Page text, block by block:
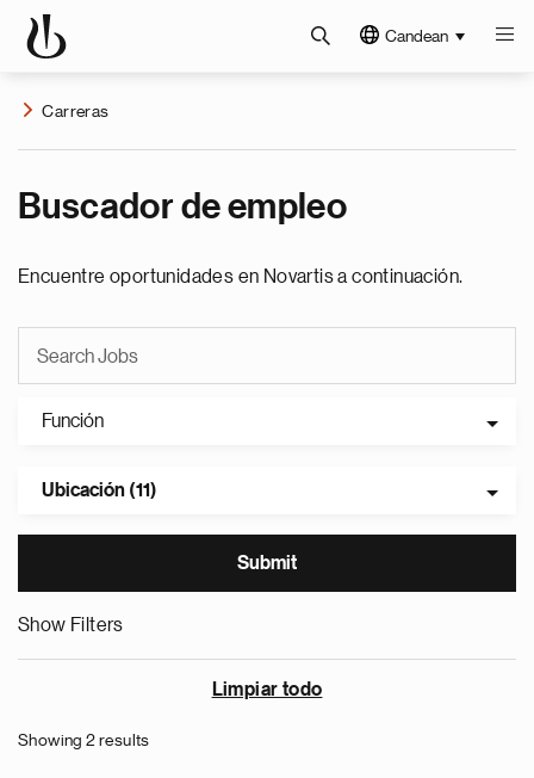
Candean
Carreras
Buscador de empleo
Encuentre oportunidades en Novartis a continuación.
Función
Ubicación (11)
Show Filters
Limpiar todo
Showing 2 results